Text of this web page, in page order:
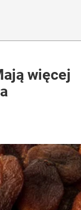
więcej